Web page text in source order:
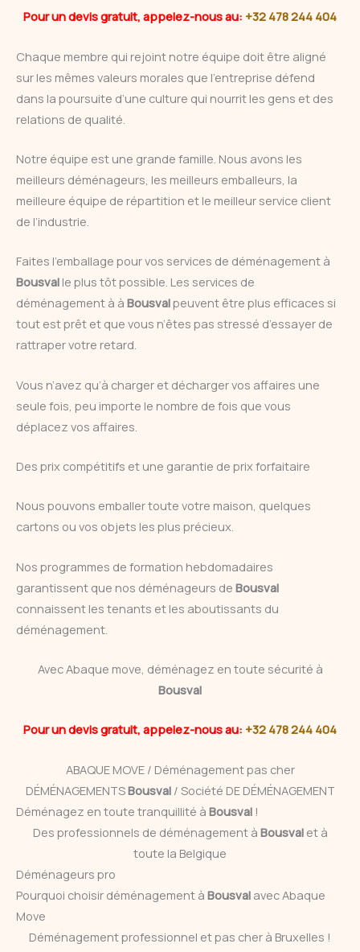
Pour un devis gratuit, appelez-nous au: +32 478 244 404
Chaque membre qui rejoint notre équipe doit être aligné
sur les mêmes valeurs morales que l’entreprise défend
dans la poursuite d’une culture qui nourrit les gens et des
relations de qualité.
Notre équipe est une grande famille. Nous avons les
meilleurs déménageurs, les meilleurs emballeurs, la
meilleure équipe de répartition et le meilleur service client
de l’industrie.
Faites l’emballage pour vos services de déménagement à
Bousval le plus tôt possible. Les services de
déménagement à à Bousvalpeuvent être plus efficaces si
tout est prêt et que vous n’êtes pas stressé d’essayer de
rattraper votre retard.
Vous n’avez qu’à charger et décharger vos affaires une
seule fois, peu importe le nombre de fois que vous
déplacez vos affaires.
Des prix compétitifs et une garantie de prix forfaitaire
Nous pouvons emballer toute votre maison, quelques
cartons ou vos objets les plus précieux.
Nos programmes de formation hebdomadaires
garantissent que nos déménageurs de Bousval
connaissent les tenants et les aboutissants du
déménagement.
Avec Abaque move, déménagez en toute sécurité à
Bousval
Pour un devis gratuit, appelez-nous au: +32 478 244 404
ABAQUE MOVE / Déménagement pas cher
DÉMÉNAGEMENTSBousval / Société DE DÉMÉNAGEMENT
Déménagez en toute tranquillité à Bousval !
Des professionnels de déménagement à Bousval et à
toute la Belgique
Déménageurs pro
Pourquoi choisir déménagement à Bousval avec Abaque
Move
Déménagement professionnel et pas cher à Bruxelles !